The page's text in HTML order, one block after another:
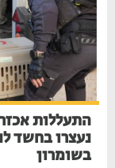
התעללות
נעצרו בחשד
בשומרון